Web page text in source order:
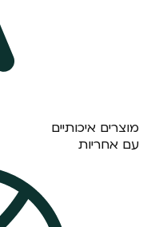
מוצרים איכותיים
עם אחריות